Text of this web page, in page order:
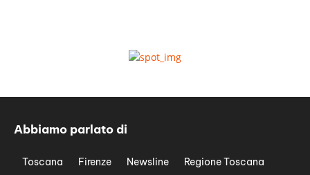
Abbiamo parlato di
Toscana Firenze Newsline
Regione Toscana